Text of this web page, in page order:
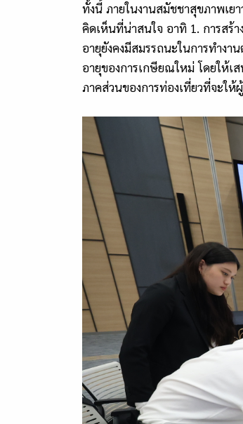
ทั้งนี้ ภายในงานสมัชชาสุขภาพเย
คิดเห็นที่น่าสนใจ อาทิ 1. การสร้
อายุยังคงมีสมรรถนะในการทำง
อายุของการเกษียณใหม่ โดยให้เ
ภาคส่วนของการท่องเที่ยวที่จะใ